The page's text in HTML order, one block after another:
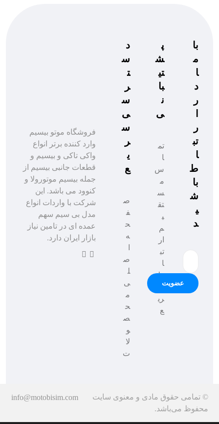
فروشگاه موتو بیسیم
وارد کننده برتر انواع
واکی تاکی و بیسیم و
قطعات جانبی بیسیم از
جمله بیسیم موتورولا و
کنوود می باشد. این
شرکت با واردات انواع
مدل بی سیم سهم
عمده ای در تامین نیاز
بازار ایران دارد.
د
س
ت
ر
س
ی
س
ر
ی
ع
ص
ف
ح
ه
ص
ل
ی
م
ح
ص
و
لا
ت
پ
ش
تی
با
ن
ی
تم
ا
س
م
س
تق
ی
م
ار
تب
ا
ط
س
ری
ع
با
م
ا
د
ر
ر
تب
ا
ط
با
ش
ی
د
عضویت
© تمامی حقوق مادی و معنوی سایت
محفوظ می‌باشد.
info@motobisim.com